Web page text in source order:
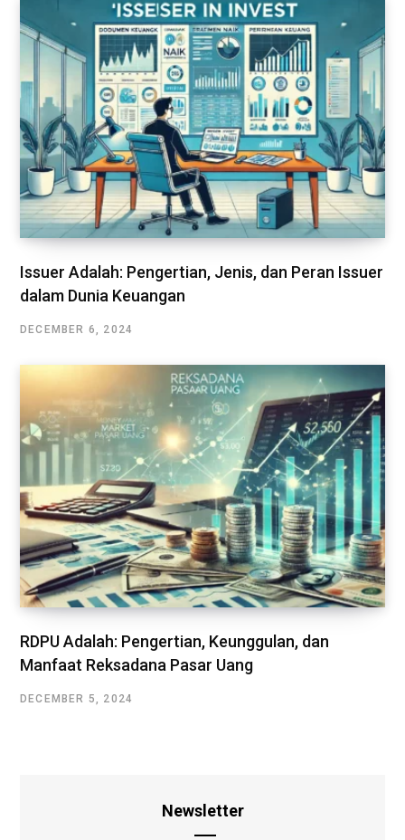
Issuer Adalah: Pengertian, Jenis, dan Peran Issuer
dalam Dunia Keuangan
DECEMBER 6, 2024
RDPU Adalah: Pengertian, Keunggulan, dan
Manfaat Reksadana Pasar Uang
DECEMBER 5, 2024
Newsletter